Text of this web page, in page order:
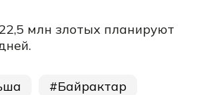
млн злотых планируют
Байрактар